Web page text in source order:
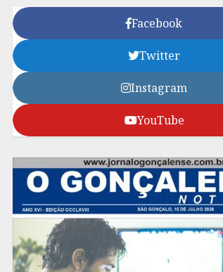
Facebook
Twitter
Instagram
YouTube